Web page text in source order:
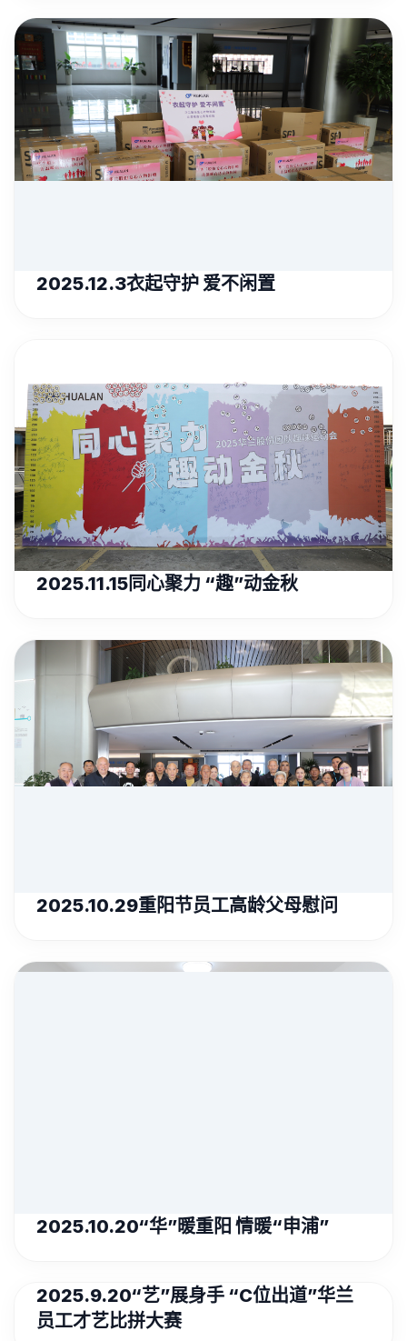
2025.12.3衣起守护 爱不闲置
2025.11.15同心聚力 “趣”动金秋
2025.10.29重阳节员工高龄父母慰问
2025.10.20“华”暖重阳 情暖“申浦”
2025.9.20“艺”展身手 “C位出道”华兰
员工才艺比拼大赛